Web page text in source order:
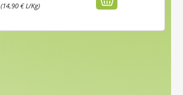
(14,90 € L/Kg)